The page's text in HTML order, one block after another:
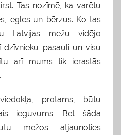
Tas nozīmē, ka varētu
egles un bērzus. Ko tas
Latvijas mežu vidējo
pasauli un visu
arī mums tik ierastās
protams, būtu
ieguvums. Bet šāda
mežos atjaunoties